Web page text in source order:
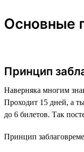
Основные
Принцип
Наверняка многим
Проходит 15 дней, а
до 6 билетов. Так
Принцип